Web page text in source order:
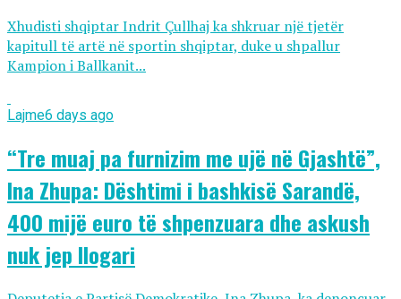
Xhudisti shqiptar Indrit Çullhaj ka shkruar një tjetër
kapitull të artë në sportin shqiptar, duke u shpallur
Kampion i Ballkanit...
Lajme6 days ago
“Tre muaj pa furnizim me ujë në Gjashtë”,
Ina Zhupa: Dështimi i bashkisë Sarandë,
400 mijë euro të shpenzuara dhe askush
nuk jep llogari